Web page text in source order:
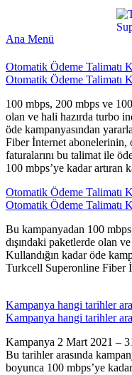
Ana Menü
Otomatik Ödeme Talimatı
Otomatik Ödeme Talimatı
​​100 mbps, 200 mbps ve
olan ve hali hazırda turbo
öde kampanyasından
Fiber İnternet abonelerinin,
faturalarını bu talimat ile
100 mbps’ye kadar artıran
Otomatik Ödeme Talimatı
Otomatik Ödeme Talimatı
​​Bu kampanyadan 100
dışındaki paketlerde olan
Kullandığın kadar öde
Turkcell Superonline Fiber
Kampanya hangi tarihler
Kampanya hangi tarihler
​​Kampanya 2 Mart 2021 –
Bu tarihler arasında
boyunca 100 mbps’ye